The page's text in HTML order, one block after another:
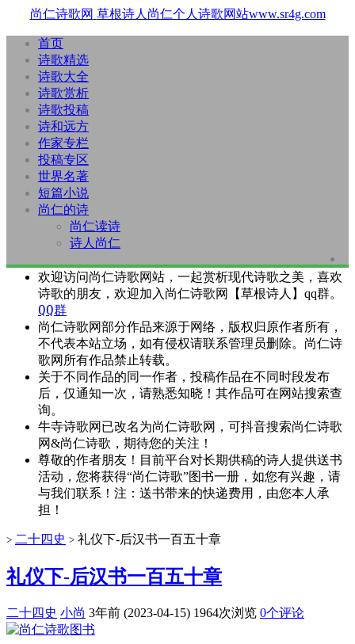
尚仁诗歌网 草根诗人尚仁个人诗歌网站www.sr4g.com
首页
诗歌精选
诗歌大全
诗歌赏析
诗歌投稿
诗和远方
作家专栏
投稿专区
世界名著
短篇小说
尚仁的诗
尚仁读诗
诗人尚仁
欢迎访问尚仁诗歌网站，一起赏析现代诗歌之美，喜欢
诗歌的朋友，欢迎加入尚仁诗歌网【草根诗人】qq群。
QQ群
尚仁诗歌网部分作品来源于网络，版权归原作者所有，
不代表本站立场，如有侵权请联系管理员删除。尚仁诗
歌网所有作品禁止转载。
关于不同作品的同一作者，投稿作品在不同时段发布
后，仅通知一次，请熟悉知晓！其作品可在网站搜索查
询。
牛寺诗歌网已改名为尚仁诗歌网，可抖音搜索尚仁诗歌
网&尚仁诗歌，期待您的关注！
尊敬的作者朋友！目前平台对长期供稿的诗人提供送书
活动，您将获得“尚仁诗歌”图书一册，如您有兴趣，请
与我们联系！注：送书带来的快递费用，由您本人承
担！
> 二十四史 > 礼仪下-后汉书一百五十章
礼仪下-后汉书一百五十章
二十四史 小尚 3年前 (2023-04-15) 1964次浏览 0个评论